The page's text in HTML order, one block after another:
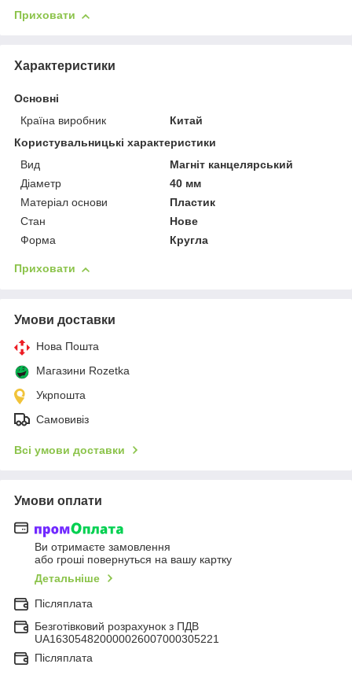
Приховати
Характеристики
Основні
Країна виробник
Китай
Користувальницькі характеристики
Вид
Магніт канцелярський
Діаметр
40 мм
Матеріал основи
Пластик
Стан
Нове
Форма
Кругла
Приховати
Умови доставки
Нова Пошта
Магазини Rozetka
Укрпошта
Самовивіз
Всі умови доставки
Умови оплати
Ви отримаєте замовлення
або гроші повернуться на вашу картку
Детальніше
Післяплата
Безготівковий розрахунок з ПДВ
UA163054820000026007000305221
Післяплата